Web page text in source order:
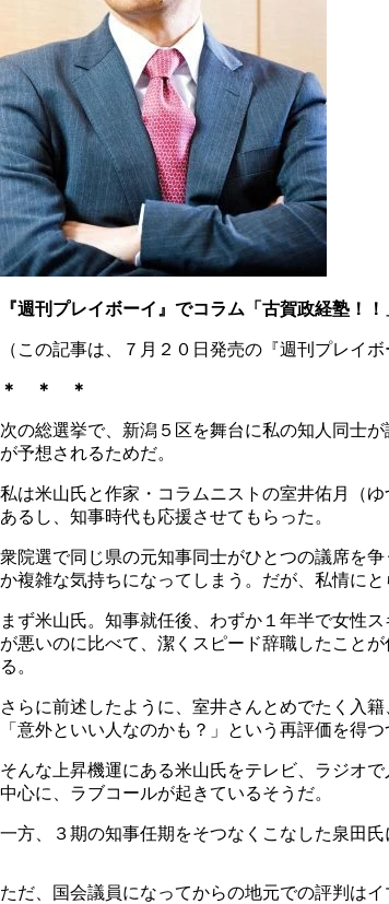
『週刊プレイボーイ』でコラム「古賀政経塾！
（この記事は、７月２０日発売の『週刊プレイ
＊ ＊ ＊
次の総選挙で、新潟５区を舞台に私の知人同士
が予想されるためだ。
私は米山氏と作家・コラムニストの室井佑月（
あるし、知事時代も応援させてもらった。
衆院選で同じ県の元知事同士がひとつの議席を
か複雑な気持ちになってしまう。だが、私情に
まず米山氏。知事就任後、わずか１年半で女性
が悪いのに比べて、潔くスピード辞職したこと
る。
さらに前述したように、室井さんとめでたく入
「意外といい人なのかも？」という再評価を得つ
そんな上昇機運にある米山氏をテレビ、ラジオ
中心に、ラブコールが起きているそうだ。
一方、３期の知事任期をそつなくこなした泉田
ただ、国会議員になってからの地元での評判は